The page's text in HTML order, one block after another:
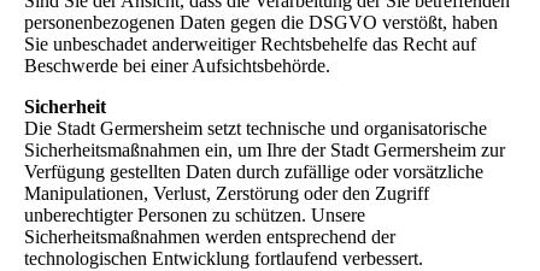
personenbezogenen Daten gegen die DSGVO verstößt, haben
Sie unbeschadet anderweitiger Rechtsbehelfe das Recht auf
Beschwerde bei einer Aufsichtsbehörde.
Sicherheit
Die Stadt Germersheim setzt technische und organisatorische
Sicherheitsmaßnahmen ein, um Ihre der Stadt Germersheim zur
Verfügung gestellten Daten durch zufällige oder vorsätzliche
Manipulationen, Verlust, Zerstörung oder den Zugriff
unberechtigter Personen zu schützen. Unsere
Sicherheitsmaßnahmen werden entsprechend der
technologischen Entwicklung fortlaufend verbessert.